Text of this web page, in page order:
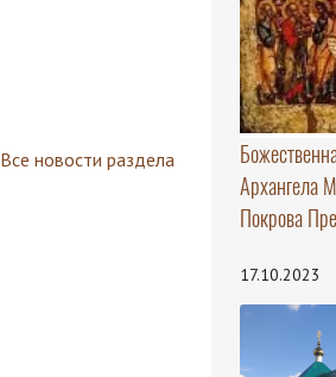
Все новости раздела
Архангела
Покрова
17.10.2023